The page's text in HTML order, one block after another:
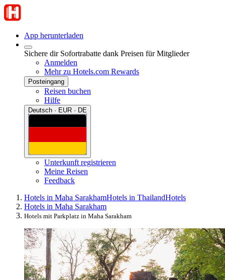
App herunterladen
Sichere dir Sofortrabatte dank Preisen für Mitglieder
Anmelden
Mehr zu Hotels.com Rewards
Posteingang
Reisen buchen
Hilfe
Deutsch · EUR · DE
Unterkunft registrieren
Meine Reisen
Feedback
Hotels in Maha SarakhamHotels in ThailandHotels
Hotels in Maha Sarakham
Hotels mit Parkplatz in Maha Sarakham